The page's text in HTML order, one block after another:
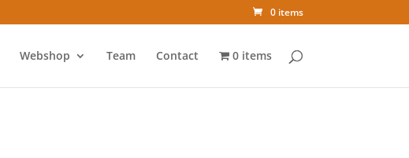
0 items
Webshop Team Contact 0 items